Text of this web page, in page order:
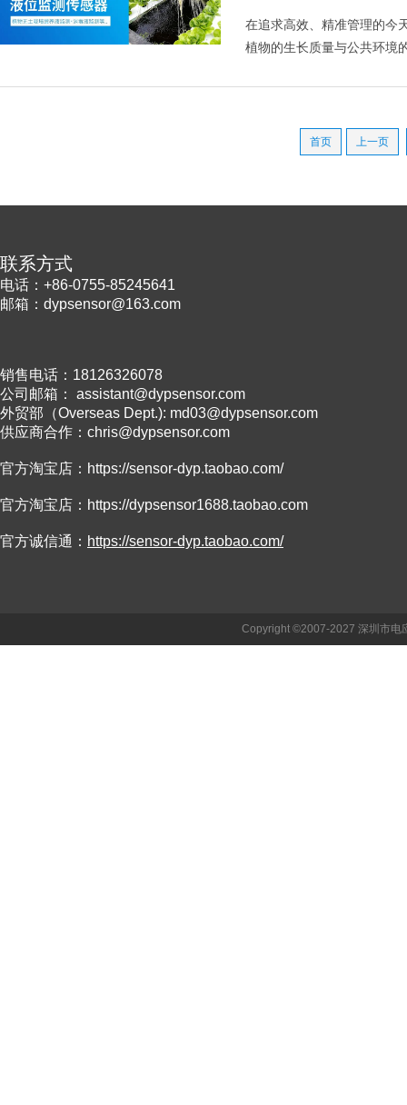
在追求高效、精准管理的今
植物的生长质量与公共环境
首页 上一页
联系方式
电话：+86-0755-85245641
邮箱：dypsensor@163.com
销售电话：18126326078
公司邮箱： assistant@dypsensor.com
外贸部（Overseas Dept.): md03@dypsensor.com
供应商合作：chris@dypsensor.com
官方淘宝店： https://sensor-dyp.taobao.com/
官方淘宝店： https://dypsensor1688.taobao.com
官方诚信通： https://sensor-dyp.taobao.com/
Copyright ©2007-2027 深圳市电